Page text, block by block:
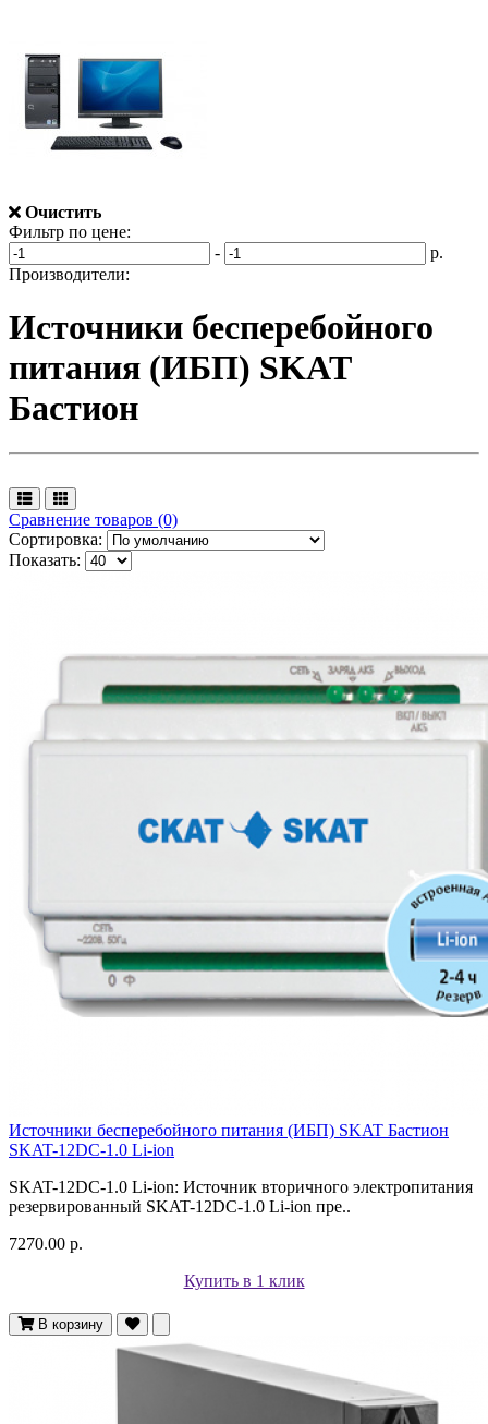
Очистить
Фильтр по цене:
-
р.
Производители:
Источники бесперебойного
питания (ИБП) SKAT
Бастион
Сравнение товаров (0)
Сортировка:
Показать:
Источники бесперебойного питания (ИБП) SKAT Бастион
SKAT-12DC-1.0 Li-ion
SKAT-12DC-1.0 Li-ion: Источник вторичного электропитания
резервированный SKAT-12DC-1.0 Li-ion пре..
7270.00 р.
Купить в 1 клик
В корзину